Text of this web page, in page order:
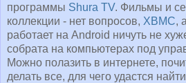
программы Shura TV. Фильмы и
коллекции - нет вопросов, XBMC,
работает на Android ничуть не
собрата на компьютерах под
Можно полазить в интернете,
делать все, для чего удастся